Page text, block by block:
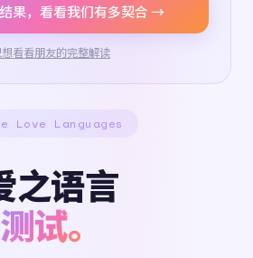
果，看看我们有多契合 →
想看看朋友的完整解读
Love Languages
之语言
测试。